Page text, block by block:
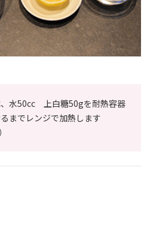
、水50cc 上白糖50gを耐熱容器
までレンジで加熱します